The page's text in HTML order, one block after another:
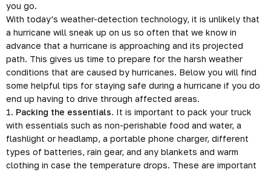
you go.
With today’s weather-detection technology, it is unlikely that
a hurricane will sneak up on us so often that we know in
advance that a hurricane is approaching and its projected
path. This gives us time to prepare for the harsh weather
conditions that are caused by hurricanes. Below you will find
some helpful tips for staying safe during a hurricane if you do
end up having to drive through affected areas.
1. Packing the essentials. It is important to pack your truck
with essentials such as non-perishable food and water, a
flashlight or headlamp, a portable phone charger, different
types of batteries, rain gear, and any blankets and warm
clothing in case the temperature drops. These are important